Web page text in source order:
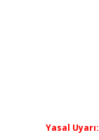
Yasal Uyarı: